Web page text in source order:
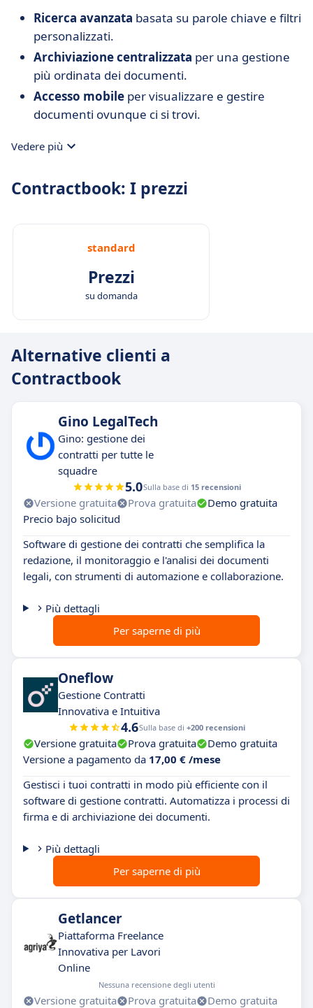
Ricerca avanzata basata su parole chiave e filtri
personalizzati.
Archiviazione centralizzata per una gestione
più ordinata dei documenti.
Accesso mobile per visualizzare e gestire
documenti ovunque ci si trovi.
Vedere più
Contractbook: I prezzi
standard
Prezzi
su domanda
Alternative clienti a
Contractbook
Gino LegalTech
Gino: gestione dei
contratti per tutte le
squadre
5.0Sulla base di 15 recensioni
Versione gratuita Prova gratuita
Demo gratuita
Precio bajo solicitud
Software di gestione dei contratti che semplifica la
redazione, il monitoraggio e l'analisi dei documenti
legali, con strumenti di automazione e collaborazione.
Più dettagli
Per saperne di più
Oneflow
Gestione Contratti
Innovativa e Intuitiva
4.6Sulla base di +200 recensioni
Versione gratuita Prova gratuita
Demo gratuita
Versione a pagamento da 17,00 € /mese
Gestisci i tuoi contratti in modo più efficiente con il
software di gestione contratti. Automatizza i processi di
firma e di archiviazione dei documenti.
Più dettagli
Per saperne di più
Getlancer
Piattaforma Freelance
Innovativa per Lavori
Online
Nessuna recensione degli utenti
Versione gratuita Prova gratuita
Demo gratuita